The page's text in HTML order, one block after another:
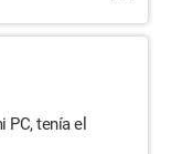
PC, tenía el